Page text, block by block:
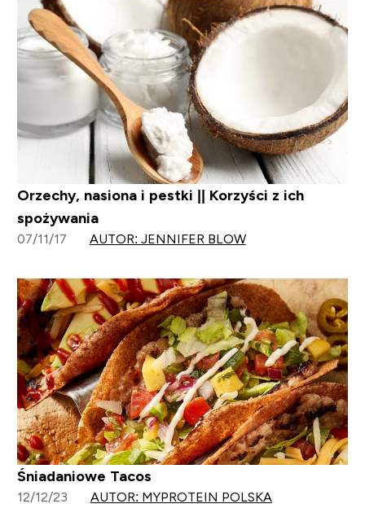
Orzechy, nasiona i pestki || Korzyści z ich
spożywania
07/11/17 AUTOR: JENNIFER BLOW
Śniadaniowe Tacos
12/12/23 AUTOR: MYPROTEIN POLSKA